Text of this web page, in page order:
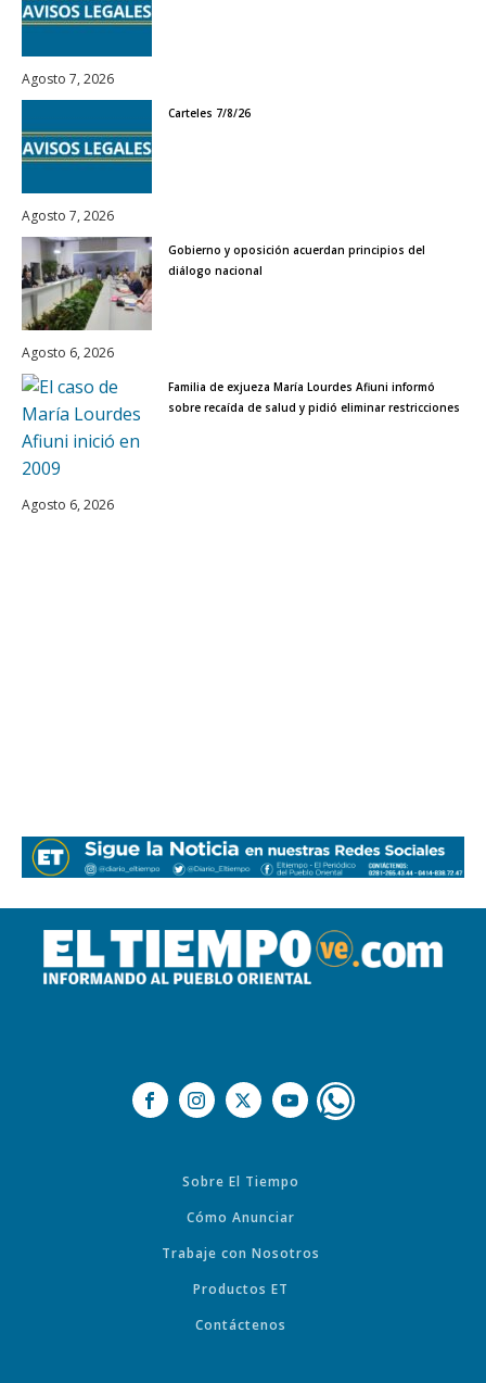
Agosto 7, 2026
Carteles 7/8/26
Agosto 7, 2026
Gobierno y oposición acuerdan principios del
diálogo nacional
Agosto 6, 2026
Familia de exjueza María Lourdes Afiuni informó
sobre recaída de salud y pidió eliminar restricciones
Agosto 6, 2026
Sobre El Tiempo
Cómo Anunciar
Trabaje con Nosotros
Productos ET
Contáctenos